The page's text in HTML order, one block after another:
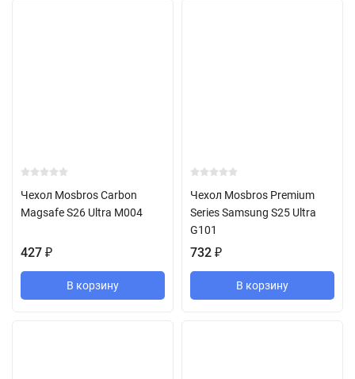
Чехол Mosbros Carbon
Magsafe S26 Ultra M004
427 ₽
В корзину
Чехол Mosbros Premium
Series Samsung S25 Ultra
G101
732 ₽
В корзину